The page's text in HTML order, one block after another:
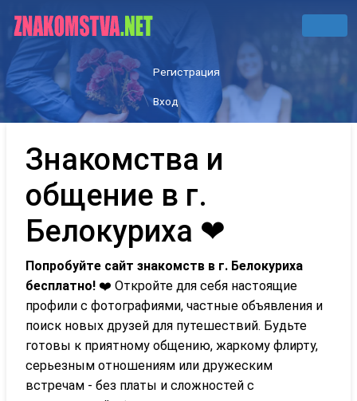
Регистрация
Вход
Знакомства и
общение в г.
Белокуриха ❤
Попробуйте сайт знакомств в г. Белокуриха
бесплатно! ❤️ Откройте для себя настоящие
профили с фотографиями, частные объявления и
поиск новых друзей для путешествий. Будьте
готовы к приятному общению, жаркому флирту,
серьезным отношениям или дружеским
встречам - без платы и сложностей с